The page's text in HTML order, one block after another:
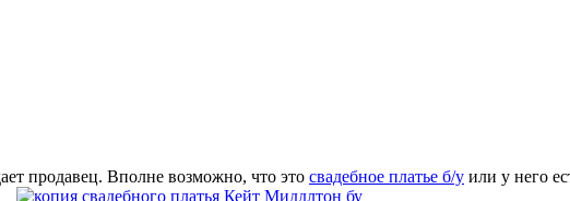
продавец. Вполне возможно, что это свадебное платье б/у или у него